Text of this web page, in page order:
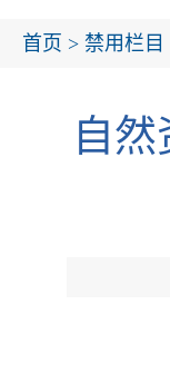
首页 > 禁用栏目
自